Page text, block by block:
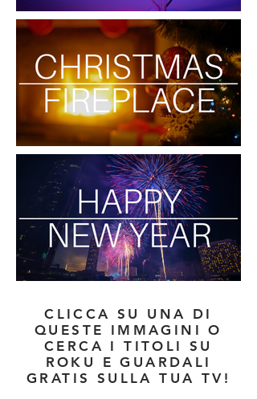
CLICCA SU UNA DI
QUESTE IMMAGINI O
CERCA I TITOLI SU
ROKU E GUARDALI
GRATIS SULLA TUA TV!